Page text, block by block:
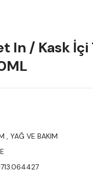
In / Kask İçi
, YAĞ VE BAKIM